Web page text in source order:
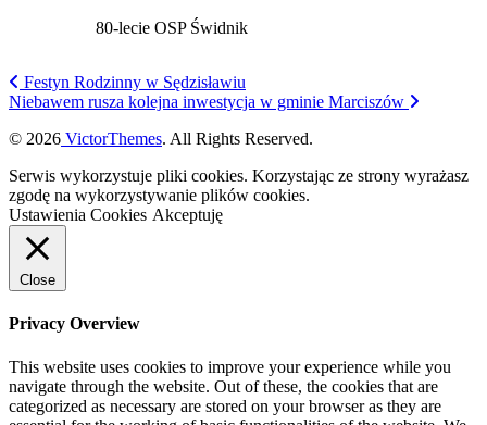
80-lecie OSP Świdnik
Festyn Rodzinny w Sędzisławiu
Niebawem rusza kolejna inwestycja w gminie Marciszów
© 2026 VictorThemes. All Rights Reserved.
Serwis wykorzystuje pliki cookies. Korzystając ze strony wyrażasz
zgodę na wykorzystywanie plików cookies.
Ustawienia Cookies Akceptuję
Close
Privacy Overview
This website uses cookies to improve your experience while you
navigate through the website. Out of these, the cookies that are
categorized as necessary are stored on your browser as they are